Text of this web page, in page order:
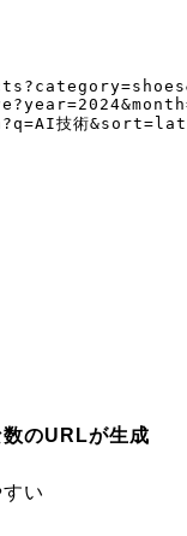
技術
数のURLが生成
い